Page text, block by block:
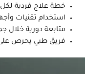
خطة علاج فردية لكل
استخدام تقنيات
متابعة دورية خلال
فريق طبي يحرص